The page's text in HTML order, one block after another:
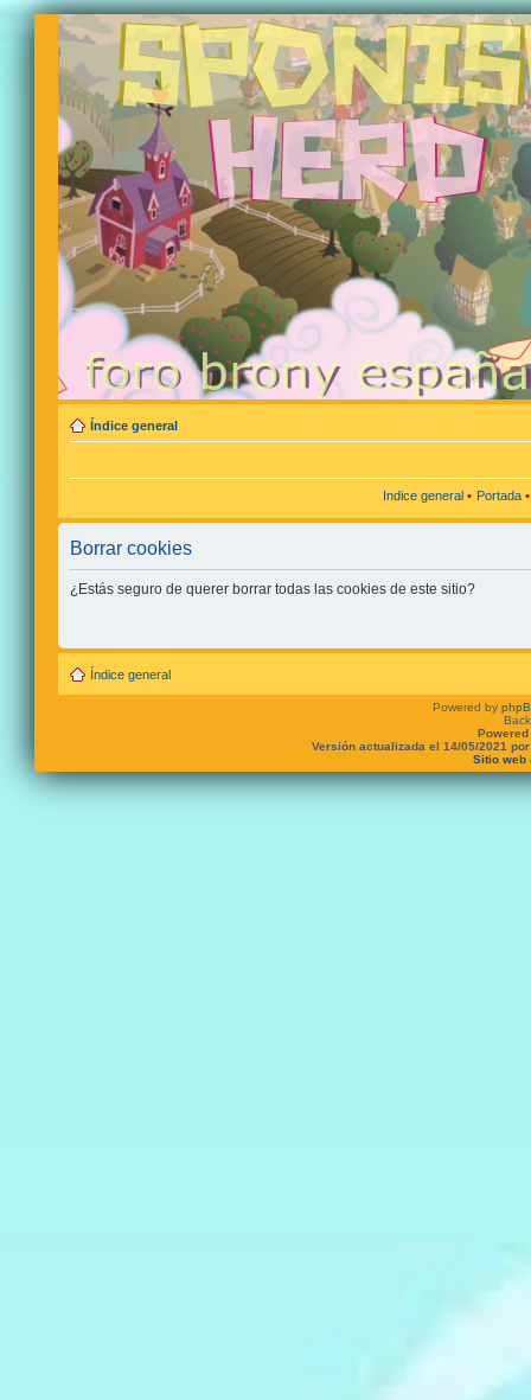
Índice general
Indice general • Portada
Borrar cookies
¿Estás seguro de querer borrar todas las cookies de este sitio?
Índice general
Powered by
Versión actualizada el 14/05/2021
Sitio web